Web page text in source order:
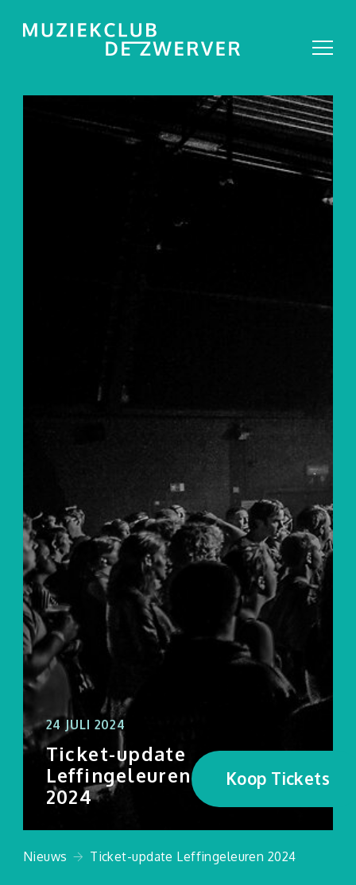
24 JULI 2024
Ticket-update
Leffingeleuren
2024
Koop Tickets
Nieuws Ticket-update Leffingeleuren 2024
Agenda
Praktisch
Leffingeleuren
Muziekcafé De
Zwerver
Nieuws
Zwerverpaz
Jongerentarief
Archief